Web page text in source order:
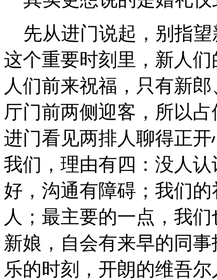
先从进门说起，别指
这个重要时刻里，新人
人们前来祝福，只有新
厅门前两侧迎客，所以
进门看见两排人聊得正
我们，理由有四：没人
好，沟通有障碍；我们
人；最主要的一点，我
新娘，自会有来早的同
乐的时刻，开朗的维吾